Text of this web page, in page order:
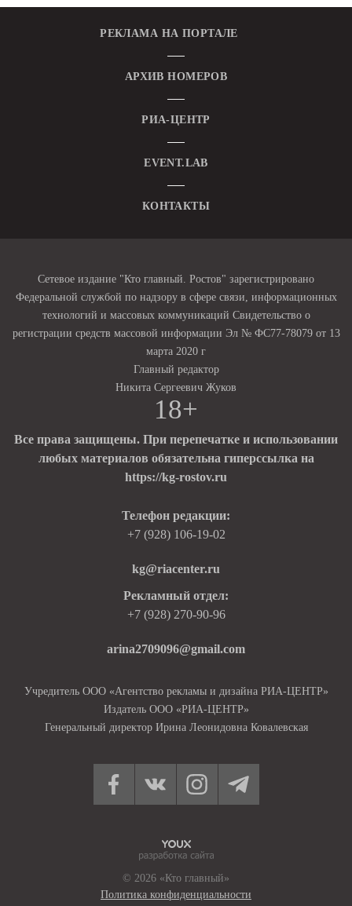
РЕКЛАМА НА ПОРТАЛЕ
АРХИВ НОМЕРОВ
РИА-ЦЕНТР
EVENT.LAB
КОНТАКТЫ
Сетевое издание "Кто главный. Ростов" зарегистрировано
Федеральной службой по надзору в сфере связи, информационных
технологий и массовых коммуникаций Свидетельство о
регистрации средств массовой информации Эл № ФС77-78079 от 13
марта 2020 г
Главный редактор
Никита Сергеевич Жуков
18+
Все права защищены. При перепечатке и использовании
любых материалов обязательна гиперссылка на
https://kg-rostov.ru
Телефон редакции:
+7 (928) 106-19-02
kg@riacenter.ru
Рекламный отдел:
+7 (928) 270-90-96
arina2709096@gmail.com
Учредитель ООО «Агентство рекламы и дизайна РИА-ЦЕНТР»
Издатель ООО «РИА-ЦЕНТР»
Генеральный директор Ирина Леонидовна Ковалевская
© 2026 «Кто главный»
Политика конфиденциальности